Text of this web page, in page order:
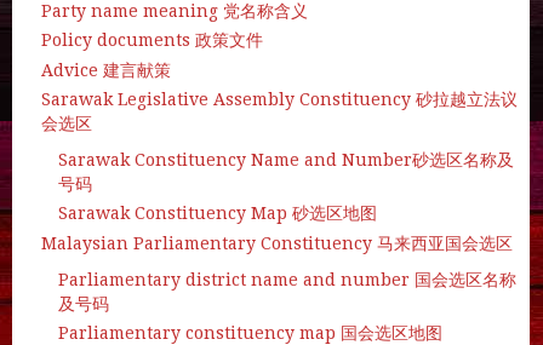
Party name meaning 党名称含义
Policy documents 政策文件
Advice 建言献策
Sarawak Legislative Assembly Constituency 砂拉越立法议
会选区
Sarawak Constituency Name and Number砂选区名称及
号码
Sarawak Constituency Map 砂选区地图
Malaysian Parliamentary Constituency 马来西亚国会选区
Parliamentary district name and number 国会选区名称
及号码
Parliamentary constituency map 国会选区地图